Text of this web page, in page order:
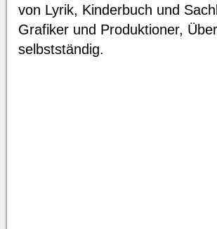
von Lyrik, Kinderbuch und
Grafiker und Produktioner,
selbstständig.